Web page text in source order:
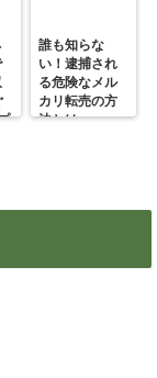
誰も知らな
い！逮捕され
る危険なメル
カリ転売の方
法とは